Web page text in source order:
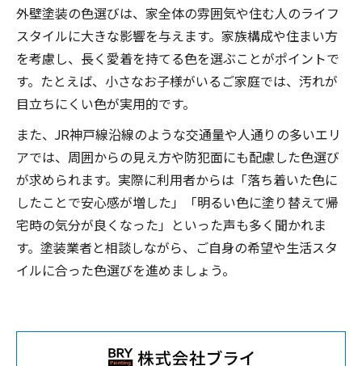
外壁塗装の色選びは、家全体の雰囲気や住む人のライフ
スタイルに大きな影響を与えます。家族構成や住まい方
を考慮し、長く愛着を持てる色を選ぶことがポイントで
す。たとえば、小さなお子様がいるご家庭では、汚れが
目立ちにくい色が実用的です。
また、JR神戸線沿線のような交通量や人通りの多いエリ
アでは、周囲からの見え方や防犯面にも配慮した色選び
が求められます。実際に利用者からは「落ち着いた色に
したことで安心感が増した」「明るい色に塗り替えて帰
宅時の気分が良くなった」といった声も多く聞かれま
す。塗装業者と相談しながら、ご自身の希望や生活スタ
イルに合った色選びを進めましょう。